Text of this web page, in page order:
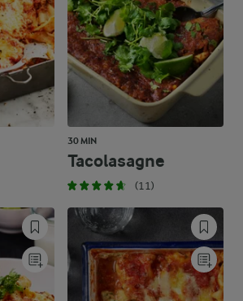
30 MIN
Tacolasagne
(11)